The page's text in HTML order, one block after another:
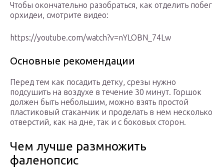
Чтобы окончательно разобраться, как отделить побег
орхидеи, смотрите видео:
https://youtube.com/watch?v=nYLOBN_74Lw
Основные рекомендации
Перед тем как посадить детку, срезы нужно
подсушить на воздухе в течение 30 минут. Горшок
должен быть небольшим, можно взять простой
пластиковый стаканчик и проделать в нем несколько
отверстий, как на дне, так и с боковых сторон.
Чем лучше размножить
фаленопсис